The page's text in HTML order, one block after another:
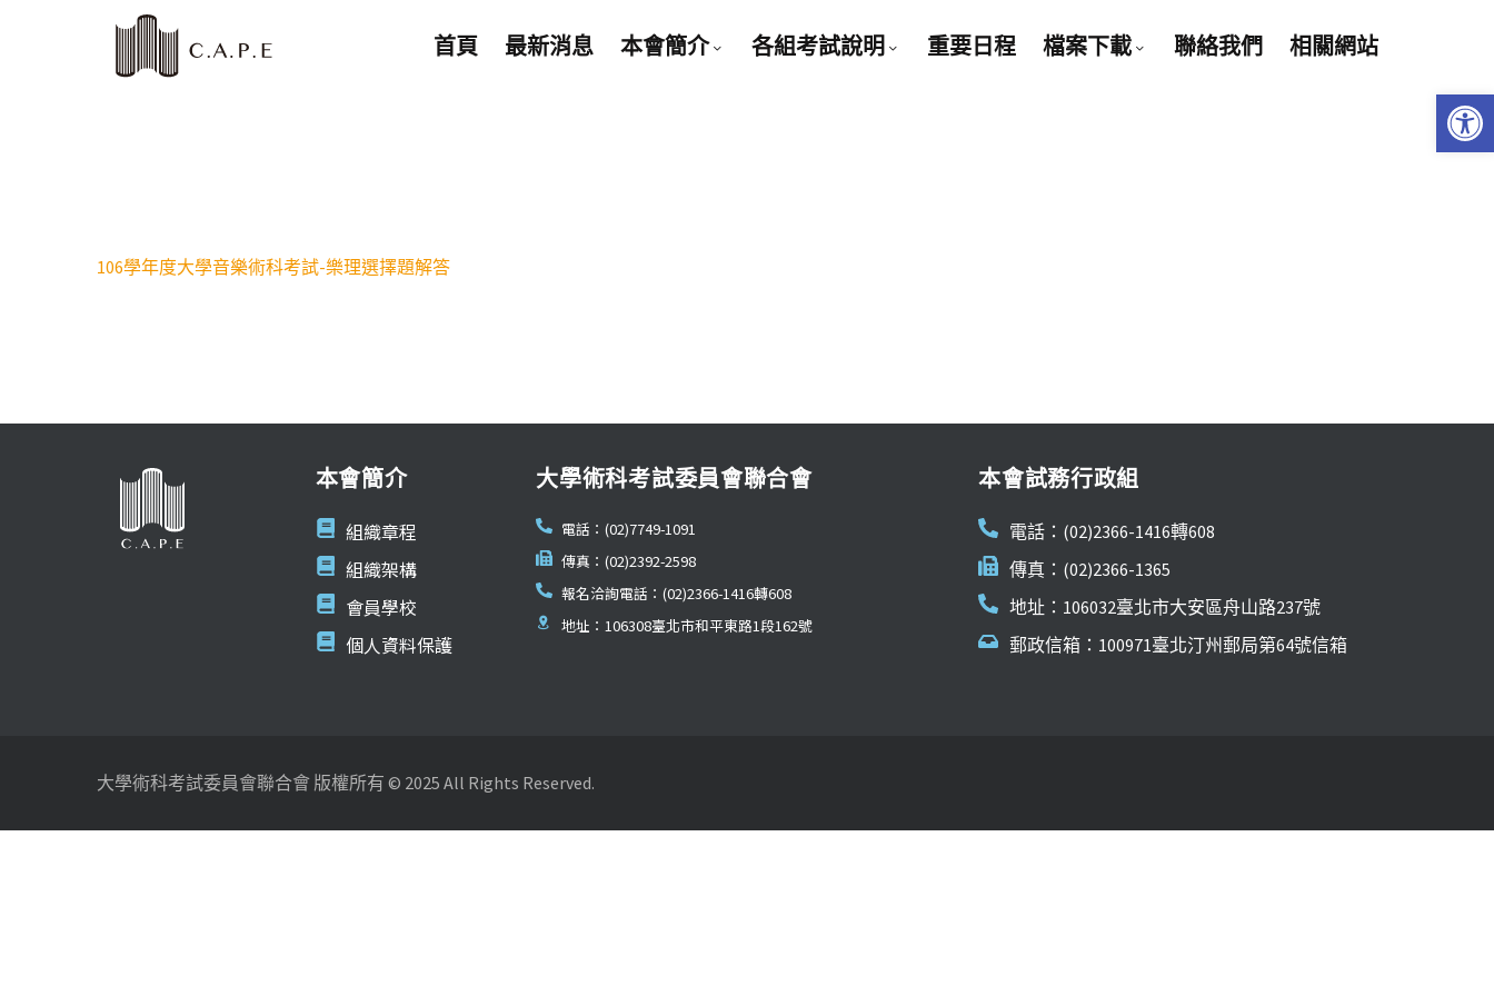
首頁 最新消息 本會簡介 各組考試說明 重要日程 檔案下載 聯絡我們 相關網站
106學年度大學音樂術科考試-樂理選擇題解答
本會簡介
組織章程
組織架構
會員學校
個人資料保護
大學術科考試委員會聯合會
電話：(02)7749-1091
傳真：(02)2392-2598
報名洽詢電話：(02)2366-1416轉608
地址：106308臺北市和平東路1段162號
本會試務行政組
電話：(02)2366-1416轉608
傳真：(02)2366-1365
地址：106032臺北市大安區舟山路237號
郵政信箱：100971臺北汀州郵局第64號信箱
大學術科考試委員會聯合會 版權所有 © 2025 All Rights Reserved.